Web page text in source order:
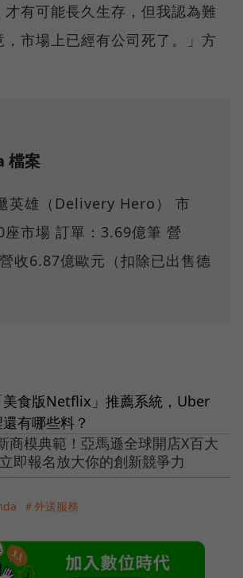
有可能長久生存，但我認為難
，市場上已經有公司死了。」方
檔案
英雄（Delivery Hero） 市
座市場 訂單：3.69億筆 營
收6.87億歐元（扣除已出售德
美食版Netflix」推薦系統，Uber
有哪些料？
商模典範！亞馬遜全球開店X百大
即報名放大你的創新競爭力
＃外送服務